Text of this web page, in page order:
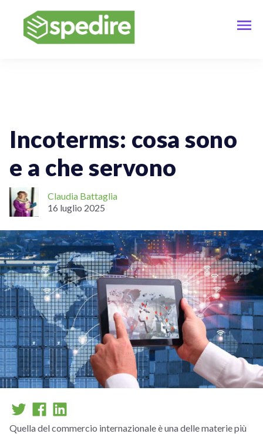
Incoterms: cosa sono
e a che servono
Claudia Battaglia
16 luglio 2025
Quella del commercio internazionale è una delle materie più